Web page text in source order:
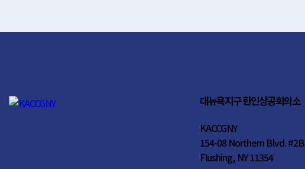
대뉴욕지구 한인상공회의소
KACCGNY
154-08 Northern Blvd. #2B
Flushing, NY 11354